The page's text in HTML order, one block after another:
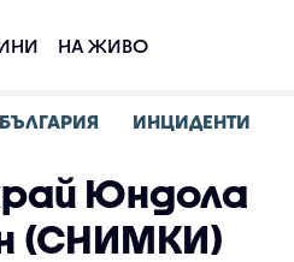
НА ЖИВО
БЪЛГАРИЯ ИНЦИДЕНТИ
Юндола
(СНИМКИ)